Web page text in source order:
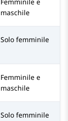
maschile
Solo femminile
Femminile e
maschile
Solo femminile